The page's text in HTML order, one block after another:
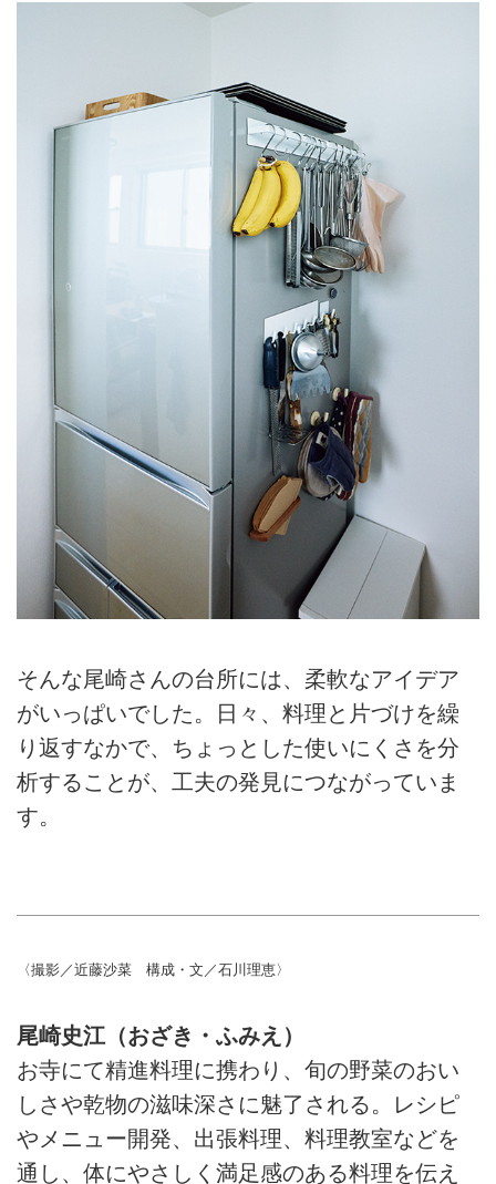
そんな尾崎さんの台所には、柔軟なアイデア
がいっぱいでした。日々、料理と片づけを繰
り返すなかで、ちょっとした使いにくさを分
析することが、工夫の発見につながっていま
す。
〈撮影／近藤沙菜 構成・文／石川理恵〉
尾崎史江（おざき・ふみえ）
お寺にて精進料理に携わり、旬の野菜のおい
しさや乾物の滋味深さに魅了される。レシピ
やメニュー開発、出張料理、料理教室などを
通し、体にやさしく満足感のある料理を伝え